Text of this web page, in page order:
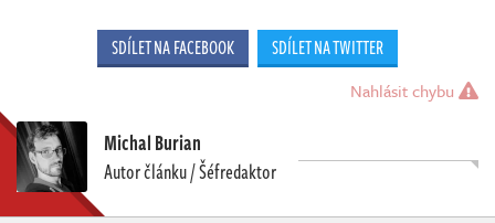
SDÍLET NA FACEBOOK SDÍLET NA TWITTER
Nahlásit chybu
Michal Burian
Autor článku / Šéfredaktor